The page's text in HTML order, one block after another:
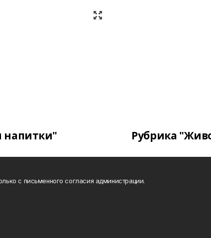
напитки" Рубрика
с письменного согласия администрации.